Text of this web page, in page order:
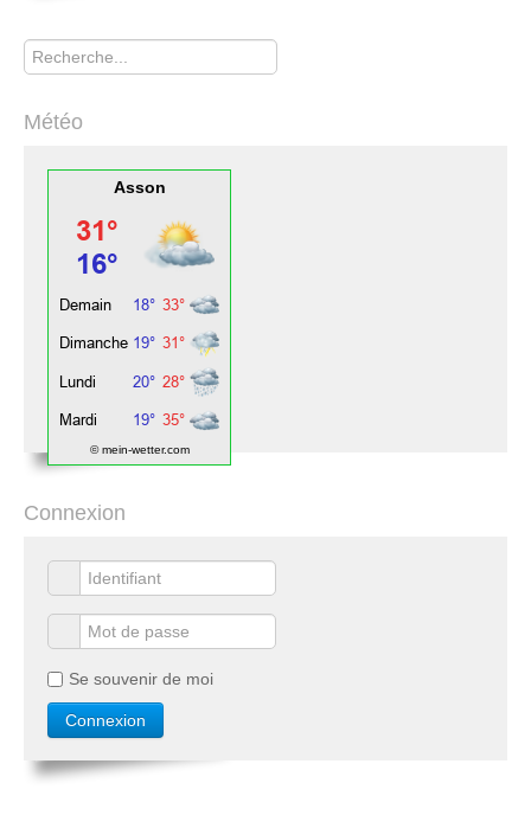
Rechercher
Météo
Asson
© mein-wetter.com
Connexion
Se souvenir de moi